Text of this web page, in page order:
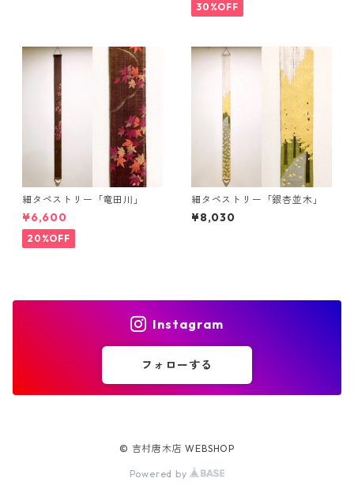
30%OFF
細タペストリー「竜田川」
¥6,600
20%OFF
細タペストリー「銀杏並木」
¥8,030
Instagram
フォローする
© 吉村唐木店 WEBSHOP
Powered by